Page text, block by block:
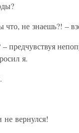
что, не знаешь?! –
предчувствуя
я.
вернулся!